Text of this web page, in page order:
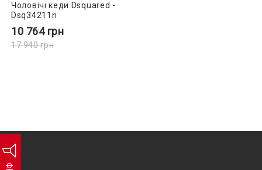
Чоловічі кеди Dsquared -
Dsq34211n
10 764грн
17 940грн